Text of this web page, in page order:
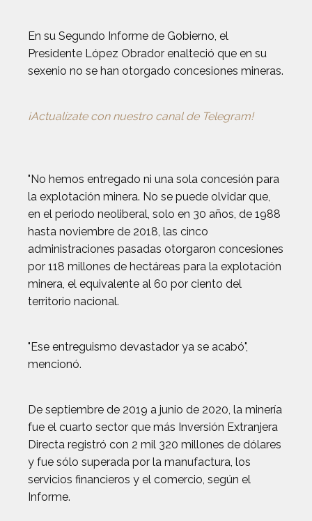
En su Segundo Informe de Gobierno, el
Presidente López Obrador enalteció que en su
sexenio no se han otorgado concesiones mineras.
¡Actualízate con nuestro canal de Telegram!
"No hemos entregado ni una sola concesión para
la explotación minera. No se puede olvidar que,
en el periodo neoliberal, solo en 30 años, de 1988
hasta noviembre de 2018, las cinco
administraciones pasadas otorgaron concesiones
por 118 millones de hectáreas para la explotación
minera, el equivalente al 60 por ciento del
territorio nacional.
"Ese entreguismo devastador ya se acabó",
mencionó.
De septiembre de 2019 a junio de 2020, la minería
fue el cuarto sector que más Inversión Extranjera
Directa registró con 2 mil 320 millones de dólares
y fue sólo superada por la manufactura, los
servicios financieros y el comercio, según el
Informe.